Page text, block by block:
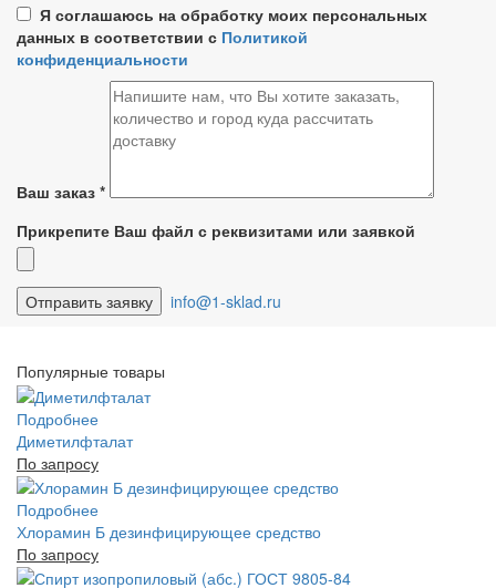
Я соглашаюсь на обработку моих персональных
данных в соответствии с Политикой
конфиденциальности
Ваш заказ *
Прикрепите Ваш файл с реквизитами или заявкой
info@1-sklad.ru
Популярные товары
Подробнее
Диметилфталат
По запросу
Подробнее
Хлорамин Б дезинфицирующее средство
По запросу